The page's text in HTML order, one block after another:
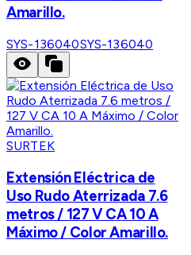
Amarillo.
SYS-136040SYS-136040
SURTEK
Extensión Eléctrica de
Uso Rudo Aterrizada 7.6
metros / 127 V CA 10 A
Máximo / Color Amarillo.